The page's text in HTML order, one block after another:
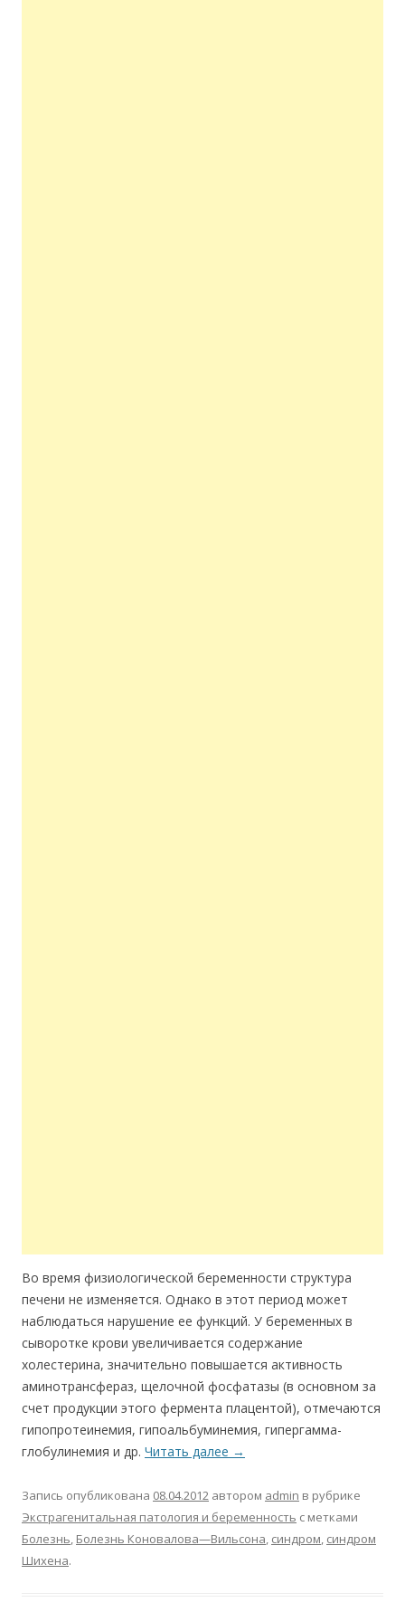
Во время физиологической беременности структура
печени не изменяется. Однако в этот период может
наблюдаться нарушение ее функций. У беременных в
сыворотке крови увеличивается содержание
холестерина, значительно повышается активность
аминотрансфераз, щелочной фосфатазы (в основном за
счет продукции этого фермента плацентой), отмечаются
гипопротеинемия, гипоальбуминемия, гипергамма-
глобулинемия и др. Читать далее →
Запись опубликована 08.04.2012 автором admin в рубрике
Экстрагенитальная патология и беременность с метками
Болезнь, Болезнь Коновалова—Вильсона, синдром, синдром
Шихена.